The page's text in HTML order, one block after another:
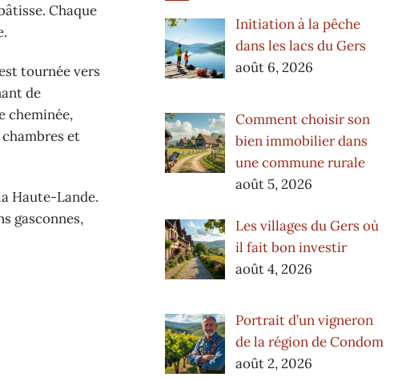
Chaque
tournée vers
de
cheminée,
et
Haute-Lande.
gasconnes,
Initiation à la pêche
dans les lacs du Gers
août 6, 2026
Comment choisir son
bien immobilier dans
une commune rurale
août 5, 2026
Les villages du Gers où
il fait bon investir
août 4, 2026
Portrait d’un vigneron
de la région de Condom
août 2, 2026